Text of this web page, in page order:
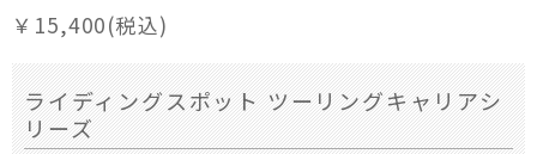
￥15,400(税込)
ライディングスポット ツーリングキャリアシ
リーズ